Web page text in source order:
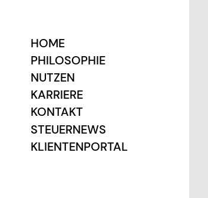
HOME
PHILOSOPHIE
NUTZEN
KARRIERE
KONTAKT
STEUERNEWS
KLIENTENPORTAL